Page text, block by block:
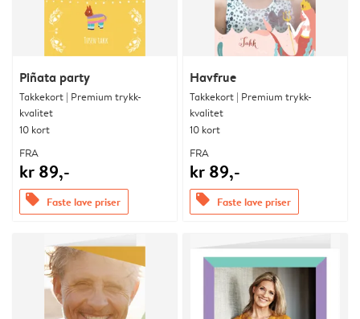
Piñata party
Takkekort | Premium trykk-
kvalitet
10 kort
FRA
kr 89,-
offers Faste lave priser
Havfrue
Takkekort | Premium trykk-
kvalitet
10 kort
FRA
kr 89,-
offers Faste lave priser